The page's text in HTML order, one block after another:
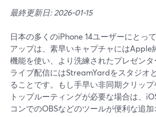
最終更新日: 2026-01-15
日本の多くのiPhone 14ユーザーにとっ
アップは、素早いキャプチャにはApple
機能を使い、より洗練されたプレゼン
ライブ配信にはStreamYardをスタジオ
ることです。もし手早い非同期クリッ
トップルーティングが必要な場合は、
コンでのOBSなどのツールが便利な追